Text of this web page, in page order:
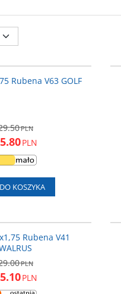
Rubena V63 GOLF
PLN
PLN
DO KOSZYKA
Rubena V41
PLN
PLN